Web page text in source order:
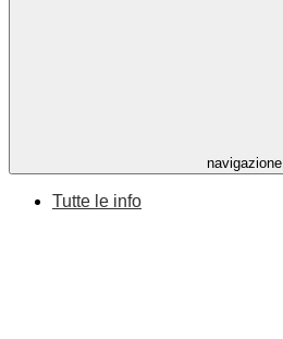
navigazione
Tutte le info